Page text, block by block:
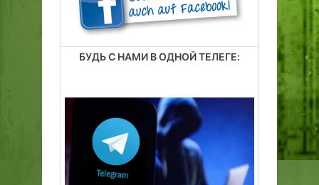
БУДЬ С НАМИ В ОДНОЙ ТЕЛЕГЕ: